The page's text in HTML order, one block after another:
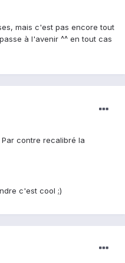
mais c'est pas encore tout
à l'avenir ^^ en tout cas
contre recalibré la
c'est cool ;)